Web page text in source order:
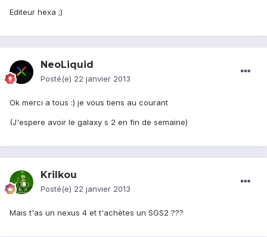
Editeur hexa ;)
NeoLiquid
Posté(e) 22 janvier 2013
Ok merci a tous :) je vous tiens au courant
(J'espere avoir le galaxy s 2 en fin de semaine)
Krilkou
Posté(e) 22 janvier 2013
Mais t'as un nexus 4 et t'achètes un SGS2 ???